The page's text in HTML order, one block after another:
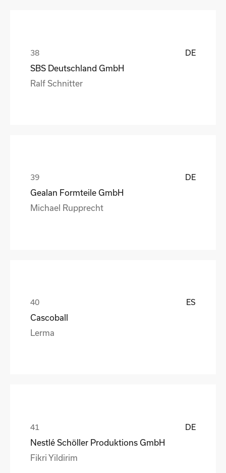
DE
SBS Deutschland GmbH
Ralf Schnitter
DE
Gealan Formteile GmbH
Michael Rupprecht
ES
Cascoball
Lerma
DE
Nestlé Schöller Produktions GmbH
Fikri Yildirim